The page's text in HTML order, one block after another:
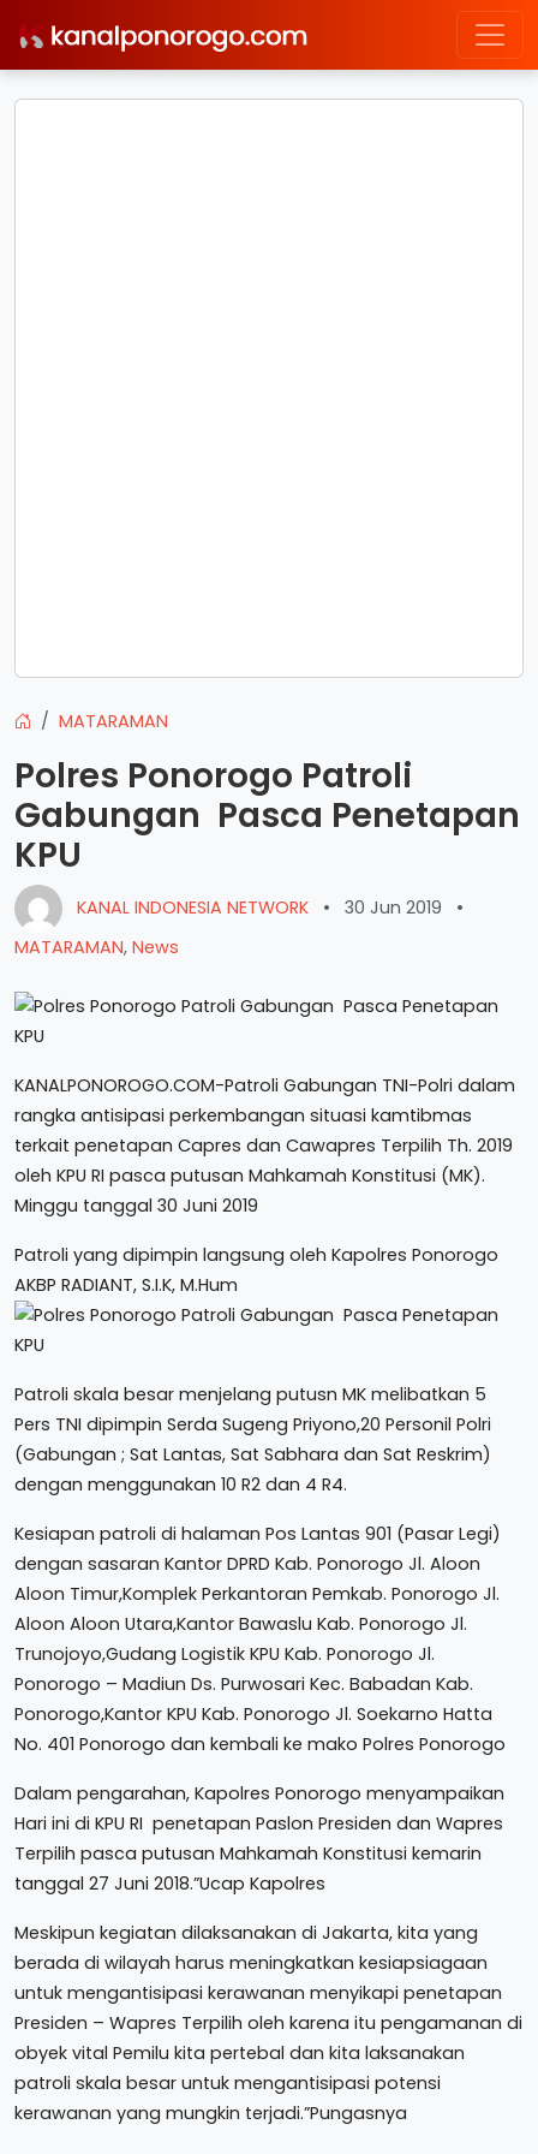
MATARAMAN
Polres Ponorogo Patroli
Gabungan Pasca Penetapan
KPU
KANAL INDONESIA NETWORK • 30 Jun 2019
•
MATARAMAN, News
KANALPONOROGO.COM-Patroli Gabungan TNI-Polri dalam
rangka antisipasi perkembangan situasi kamtibmas
terkait penetapan Capres dan Cawapres Terpilih Th. 2019
oleh KPU RI pasca putusan Mahkamah Konstitusi (MK).
Minggu tanggal 30 Juni 2019
Patroli yang dipimpin langsung oleh Kapolres Ponorogo
AKBP RADIANT, S.I.K, M.Hum
Patroli skala besar menjelang putusn MK melibatkan 5
Pers TNI dipimpin Serda Sugeng Priyono,20 Personil Polri
(Gabungan ; Sat Lantas, Sat Sabhara dan Sat Reskrim)
dengan menggunakan 10 R2 dan 4 R4.
Kesiapan patroli di halaman Pos Lantas 901 (Pasar Legi)
dengan sasaran Kantor DPRD Kab. Ponorogo Jl. Aloon
Aloon Timur,Komplek Perkantoran Pemkab. Ponorogo Jl.
Aloon Aloon Utara,Kantor Bawaslu Kab. Ponorogo Jl.
Trunojoyo,Gudang Logistik KPU Kab. Ponorogo Jl.
Ponorogo – Madiun Ds. Purwosari Kec. Babadan Kab.
Ponorogo,Kantor KPU Kab. Ponorogo Jl. Soekarno Hatta
No. 401 Ponorogo dan kembali ke mako Polres Ponorogo
Dalam pengarahan, Kapolres Ponorogo menyampaikan
Hari ini di KPU RI penetapan Paslon Presiden dan Wapres
Terpilih pasca putusan Mahkamah Konstitusi kemarin
tanggal 27 Juni 2018.”Ucap Kapolres
Meskipun kegiatan dilaksanakan di Jakarta, kita yang
berada di wilayah harus meningkatkan kesiapsiagaan
untuk mengantisipasi kerawanan menyikapi penetapan
Presiden – Wapres Terpilih oleh karena itu pengamanan di
obyek vital Pemilu kita pertebal dan kita laksanakan
patroli skala besar untuk mengantisipasi potensi
kerawanan yang mungkin terjadi.”Pungasnya